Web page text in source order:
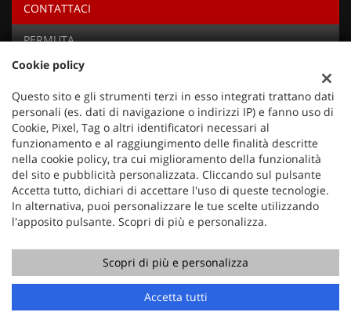
Ho letto e accettol'informativa privacy*
Acconsento al trattamento dei miei dati per finalità di
marketing
Invia la tua richiesta
CONTATTACI
PERMUTA
RICHIEDI TEST DRIVE
Vuoi saperne di più? Scrivici!
I campi contrassegnati con * sono obbligatori.
Servizio clienti
+39 049 597 4422
Contatta un consulente
Cookie policy
Questo sito e gli strumenti terzi in esso integrati trattano dati
personali (es. dati di navigazione o indirizzi IP) e fanno uso di
Cookie, Pixel, Tag o altri identificatori necessari al
funzionamento e al raggiungimento delle finalità descritte
nella cookie policy, tra cui miglioramento della funzionalità
del sito e pubblicità personalizzata. Cliccando sul pulsante
Accetta tutto, dichiari di accettare l'uso di queste tecnologie.
In alternativa, puoi personalizzare le tue scelte utilizzando
l'apposito pulsante. Scopri di più e personalizza.
Scopri di più e personalizza
Accetta tutti